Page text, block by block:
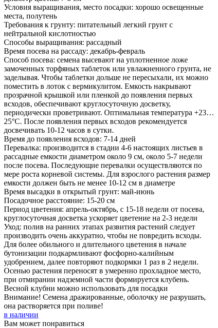
Условия выращивания, место посадки: хорошо освещенные
места, полутень
Требования к грунту: питательный легкий грунт с
нейтральной кислотностью
Способы выращивания: рассадный
Время посева на рассаду: декабрь-февраль
Способ посева: семена высевают на уплотненное ложе
замоченных торфяных таблеток или увлажненного грунта, не
заделывая. Чтобы таблетки дольше не пересыхали, их можно
поместить в лоток с вермикулитом. Емкость накрывают
прозрачной крышкой или пленкой до появления первых
всходов, обеспечивают круглосуточную досветку,
периодически проветривают. Оптимальная температура +23…
25°С. После появления первых всходов рекомендуется
досвечивать 10-12 часов в сутки.
Время до появления всходов: 7-14 дней
Перевалка: производится в стадии 4-6 настоящих листьев в
рассадные емкости диаметром около 9 см, около 5-7 недели
после посева. Последующие перевалки осуществляются по
мере роста корневой системы. Для взрослого растения размер
емкости должен быть не менее 10-12 см в диаметре
Время высадки в открытый грунт: май-июнь
Посадочное расстояние: 15-20 см
Период цветения: апрель-октябрь, с 15-18 недели от посева,
круглосуточная досветка ускоряет цветение на 2-3 недели
Уход: полив на ранних этапах развития растений следует
производить очень аккуратно, чтобы не повредить всходы.
Для более обильного и длительного цветения в начале
бутонизации подкармливают фосфорно-калийным
удобрением, далее повторяют подкормки 1 раз в 2 недели.
Осенью растения переносят в умеренно прохладное место,
при отмирании надземной части формируется клубень.
Весной клубни можно использовать для посадки
Внимание! Семена дражированные, оболочку не разрушать,
она растворяется при поливе!
в наличии
Вам может понравиться